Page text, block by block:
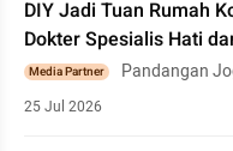
DIY Jadi Tuan Rumah
Dokter Spesialis Hati
Media Partner Pandangan
25 Jul 2026